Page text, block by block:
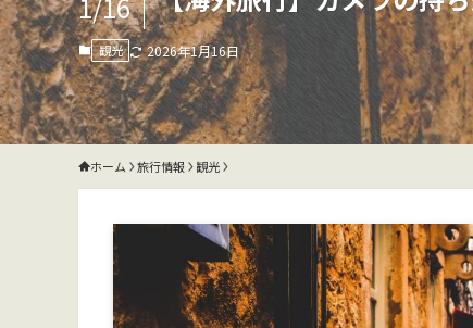
観光 2026年1月16日
ホーム 旅行情報 観光